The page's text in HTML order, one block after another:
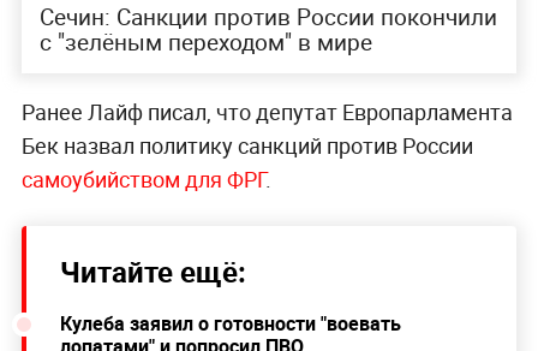
Сечин: Санкции против России покончили
с "зелёным переходом" в мире
Ранее Лайф писал, что депутат Европарламента
Бек назвал политику санкций против России
самоубийством для ФРГ.
Читайте ещё:
Кулеба заявил о готовности "воевать